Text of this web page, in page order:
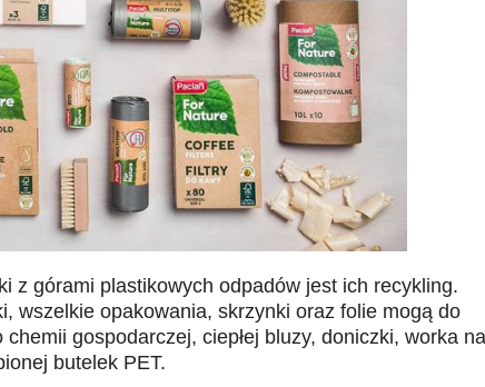
z górami plastikowych odpadów jest ich recykling.
wszelkie opakowania, skrzynki oraz folie mogą do
gospodarczej, ciepłej bluzy, doniczki, worka na
butelek PET.